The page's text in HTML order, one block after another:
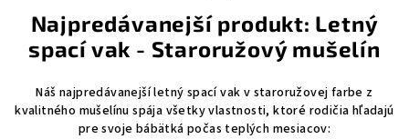
Najpredávanejší produkt: Letný
spací vak - Staroružový mušelín
Náš najpredávanejší letný spací vak v staroružovej farbe z
kvalitného mušelínu spája všetky vlastnosti, ktoré rodičia hľadajú
pre svoje bábätká počas teplých mesiacov: